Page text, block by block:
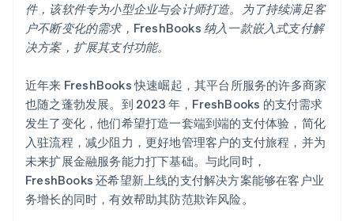
件，该软件专为小型企业与会计师打造。为了持续满足客
户不断变化的需求，FreshBooks 纳入一款嵌入式支付解
决方案，扩展其支付功能。
近年来 FreshBooks 快速崛起，其平台所服务的许多商家
也随之蓬勃发展。到 2023 年，FreshBooks 的支付需求
发生了变化，他们希望打造一套端到端的支付体验，简化
入驻流程，减少阻力，更好地管理客户的支付旅程，并为
未来扩展金融服务能力打下基础。与此同时，
FreshBooks 还希望新上线的支付解决方案能够在客户业
务增长的同时，有效帮助其防范欺诈风险。